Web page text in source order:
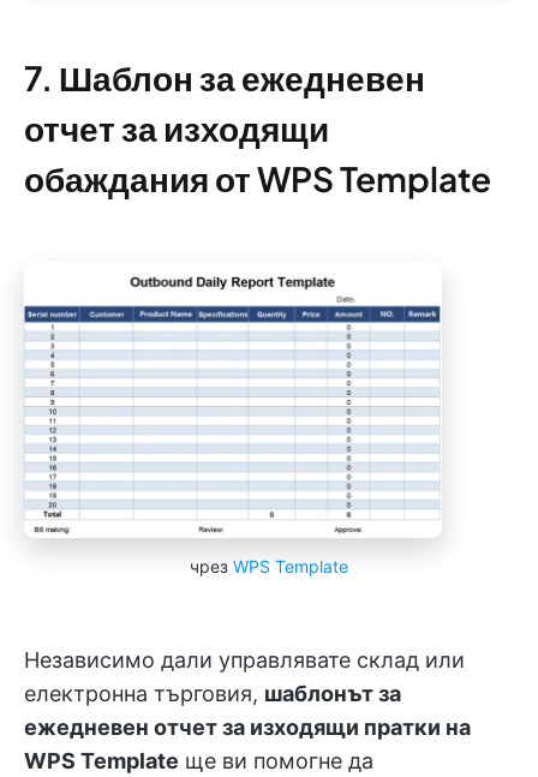
7. Шаблон за ежедневен
отчет за изходящи
обаждания от WPS Template
чрез WPS Template
Независимо дали управлявате склад или
електронна търговия, шаблонът за
ежедневен отчет за изходящи пратки на
WPS Template ще ви помогне да